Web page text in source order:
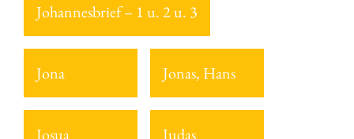
Johannesbrief – 1 u. 2 u. 3
Jona Jonas, Hans
Josua Judas